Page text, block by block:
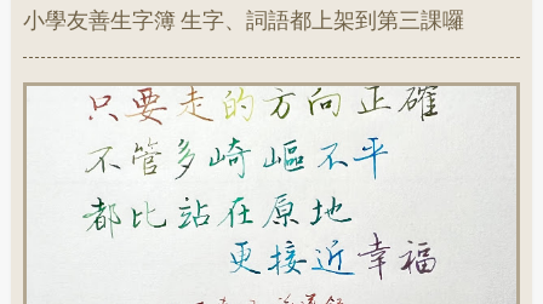
小學友善生字簿 生字、詞語都上架到第三課囉